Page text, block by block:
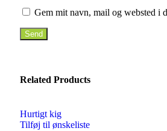
Gem mit navn, mail og websted i
Related Products
Hurtigt kig
Tilføj til ønskeliste